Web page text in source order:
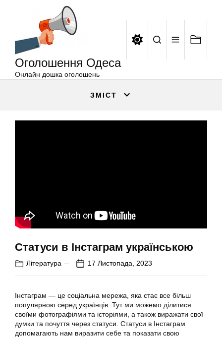
Оголошення Одеса
Онлайн дошка оголошень
ЗМІСТ
Статуси в Інстаграм українською
Література 17 Листопада, 2023
Інстаграм — це соціальна мережа, яка стає все більш
популярною серед українців. Тут ми можемо ділитися
своїми фотографіями та історіями, а також виражати свої
думки та почуття через статуси. Статуси в Інстаграм
допомагають нам виразити себе та показати свою